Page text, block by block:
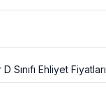
Sınıfı Ehliyet Fiyatları